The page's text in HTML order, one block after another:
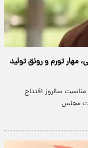
تورم و رونق تولید
سالروز افتتاح
مجلس…